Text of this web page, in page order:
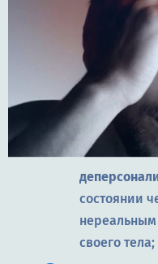
состоянии
своего тела;